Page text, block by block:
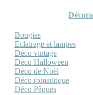
Bougies
Eclairage et lampes
Déco vintage
Déco Halloween
Déco de Noël
Déco romantique
Déco Pâques